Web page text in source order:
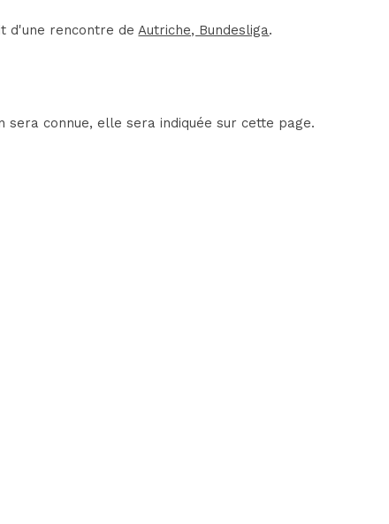
d'une rencontre deAutriche, Bundesliga.
sera connue, elle sera indiquée sur cette page.